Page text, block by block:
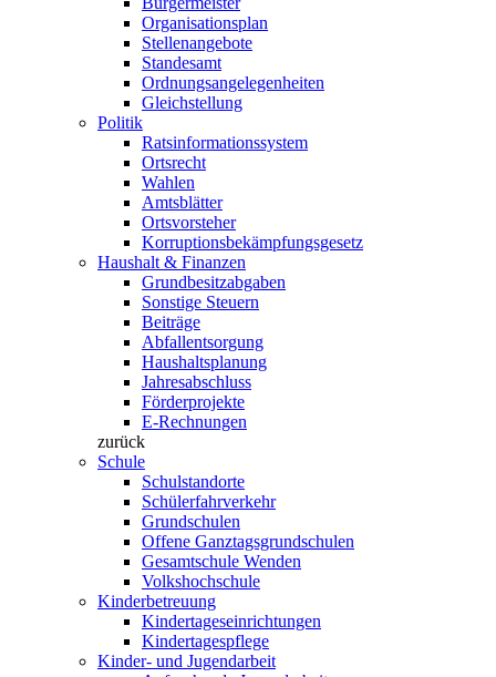
Organisationsplan
Stellenangebote
Standesamt
Ordnungsangelegenheiten
Gleichstellung
Politik
Ratsinformationssystem
Ortsrecht
Wahlen
Amtsblätter
Ortsvorsteher
Korruptionsbekämpfungsgesetz
Haushalt & Finanzen
Grundbesitzabgaben
Sonstige Steuern
Beiträge
Abfallentsorgung
Haushaltsplanung
Jahresabschluss
Förderprojekte
E-Rechnungen
zurück
Schule
Schulstandorte
Schülerfahrverkehr
Grundschulen
Offene Ganztagsgrundschulen
Gesamtschule Wenden
Volkshochschule
Kinderbetreuung
Kindertageseinrichtungen
Kindertagespflege
Kinder- und Jugendarbeit